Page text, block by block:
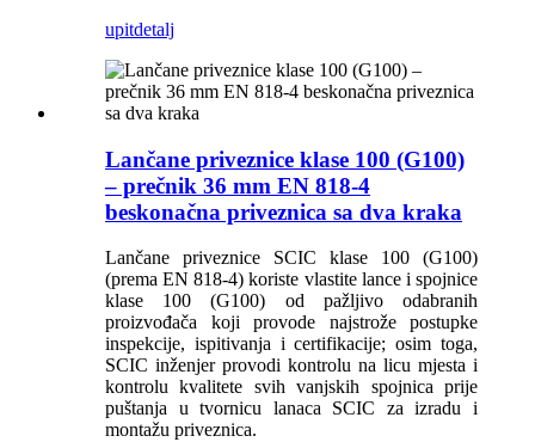
upitdetalj
Lančane priveznice klase 100 (G100)
– prečnik 36 mm EN 818-4
beskonačna priveznica sa dva kraka
Lančane priveznice SCIC klase 100 (G100)
(prema EN 818-4) koriste vlastite lance i spojnice
klase 100 (G100) od pažljivo odabranih
proizvođača koji provode najstrože postupke
inspekcije, ispitivanja i certifikacije; osim toga,
SCIC inženjer provodi kontrolu na licu mjesta i
kontrolu kvalitete svih vanjskih spojnica prije
puštanja u tvornicu lanaca SCIC za izradu i
montažu priveznica.